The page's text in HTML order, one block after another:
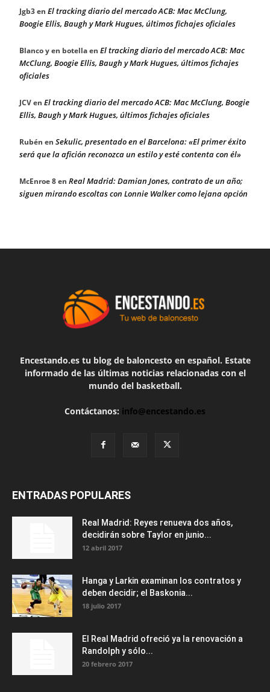
Jgb3en El tracking diario del mercado ACB: Mac McClung,
Boogie Ellis, Baugh y Mark Hugues, últimos fichajes oficiales
Blanco y en botellaen El tracking diario del mercado ACB: Mac
McClung, Boogie Ellis, Baugh y Mark Hugues, últimos fichajes
oficiales
JCVen El tracking diario del mercado ACB: Mac McClung, Boogie
Ellis, Baugh y Mark Hugues, últimos fichajes oficiales
Rubén en Sekulic, presentado en el Barcelona: «El primer éxito
será que la afición reconozca un estilo y esté contenta con él»
McEnroe 8en Real Madrid: Damian Jones, contrato de un año;
siguen mirando escoltas con Lonnie Walker como lejana opción
Encestando.es tu blog de baloncesto en español. Estate
informado de las últimas noticias relacionadas con el
mundo del basketball.
Contáctanos: info@encestando.es
ENTRADAS POPULARES
Real Madrid: Reyes renueva dos años,
decidirán sobre Taylor en junio...
12 abril 2017
Hanga y Larkin examinan los contratos y
deben decidir; el Baskonia...
18 julio 2017
El Real Madrid ofreció ya la renovación a
Randolph y sólo...
20 febrero 2017